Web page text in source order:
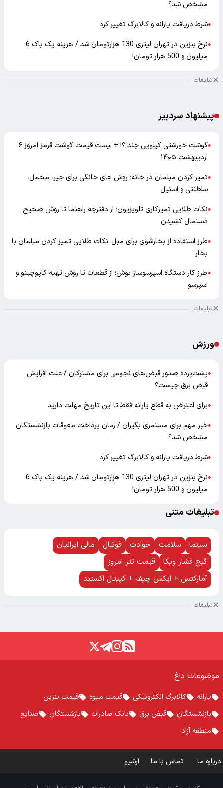
مشخص شد؟
●شرط دریافت یارانه و کالابرگ تغییر کرد
●
نرخ بنزین در تهران لیتری 130 هزارتومان شد / هزینه یک باک 6
میلیون و 500 هزار تومان!
تبلیغات
پیشنهاد سردبیر
●
گوشت خورشتی کیلویی چند ؟! + لیست قیمت گوشت قرمز امروز ۶
اردیبهشت ۱۴۰۵
●تمیز کردن مبلمان در خانه؛ روش های خانگی برای جیر، مخمل،
سلطنتی و استیل
●نکات طلایی تمیزکاری تلویزیون؛ از دفترچه راهنما تا روش صحیح
دستمال کشیدن
●طرز استفاده از بخارشوی برای مبل؛ نکات طلایی تمیز کردن مبلمان با
بخار
●طرز کار دستگاه اسپرسوساز بوش؛ از قطعات تا روش تهیه کاپوچینو و
اسپرسو
تبلیغات
ورزش
●پشت‌پرده صدور قبض‌های نجومی برای مشترکان / علت افزایش
قبض برق چیست؟
●برای اعتراض به قطع یارانه فقط تا این تاریخ مهلت دارید
●خبر مهم برای مستمری بگیران / زمان پرداخت معوقات بازنشستگان
مشخص شد؟
●شرط دریافت یارانه و کالابرگ تغییر کرد
●
نرخ بنزین در تهران لیتری 130 هزارتومان شد / هزینه یک باک 6
میلیون و 500 هزار تومان!
تبلیغات متنی
سینما سلامت حوادث فوتبال
مالی ایرانیان
گیج فشار ویکا
قیمت تتر امروز
آمارکتس + ایکس چیف + کپیتال اکستند
تبلیغات
موضوعات داغ
یارانه کالابرگ الکترونیکی قیمت میوه
قیمت بنزین
بازنشستگان
قبض برق بانک صادرات بازشستگان
صنایع
منطقه آزاد
درباره ما تماس با ما آرشیو